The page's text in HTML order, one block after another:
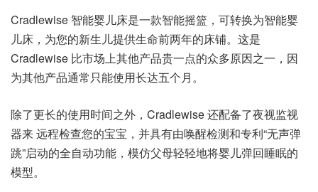
Cradlewise 智能婴儿床是一款智能摇篮，可转换为智能婴
儿床，为您的新生儿提供生命前两年的床铺。这是
Cradlewise 比市场上其他产品贵一点的众多原因之一，因
为其他产品通常只能使用长达五个月。
除了更长的使用时间之外，Cradlewise 还配备了夜视监视
器来 远程检查您的宝宝， 并具有由唤醒检测和专利“无声弹
跳”启动的全自动功能，模仿父母轻轻地将婴儿弹回睡眠的
模型。